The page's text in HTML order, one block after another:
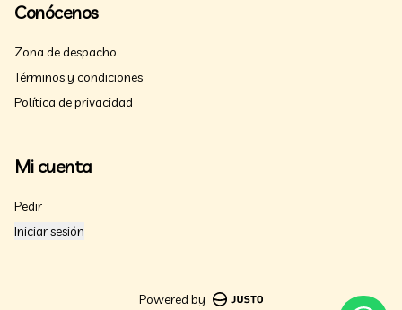
Conócenos
Zona de despacho
Términos y condiciones
Política de privacidad
Mi cuenta
Pedir
Iniciar sesión
Powered by